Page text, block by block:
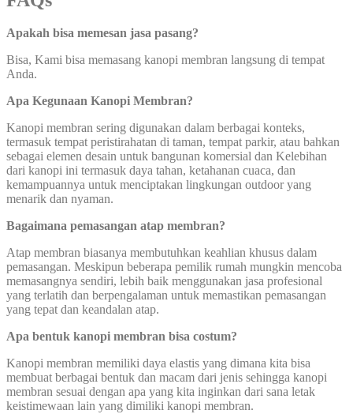
Apakah bisa memesan jasa pasang?
Bisa, Kami bisa memasang kanopi membran langsung di tempat
Anda.
Apa Kegunaan Kanopi Membran?
Kanopi membran sering digunakan dalam berbagai konteks,
termasuk tempat peristirahatan di taman, tempat parkir, atau bahkan
sebagai elemen desain untuk bangunan komersial dan Kelebihan
dari kanopi ini termasuk daya tahan, ketahanan cuaca, dan
kemampuannya untuk menciptakan lingkungan outdoor yang
menarik dan nyaman.
Bagaimana pemasangan atap membran?
Atap membran biasanya membutuhkan keahlian khusus dalam
pemasangan. Meskipun beberapa pemilik rumah mungkin mencoba
memasangnya sendiri, lebih baik menggunakan jasa profesional
yang terlatih dan berpengalaman untuk memastikan pemasangan
yang tepat dan keandalan atap.
Apa bentuk kanopi membran bisa costum?
Kanopi membran memiliki daya elastis yang dimana kita bisa
membuat berbagai bentuk dan macam dari jenis sehingga kanopi
membran sesuai dengan apa yang kita inginkan dari sana letak
keistimewaan lain yang dimiliki kanopi membran.